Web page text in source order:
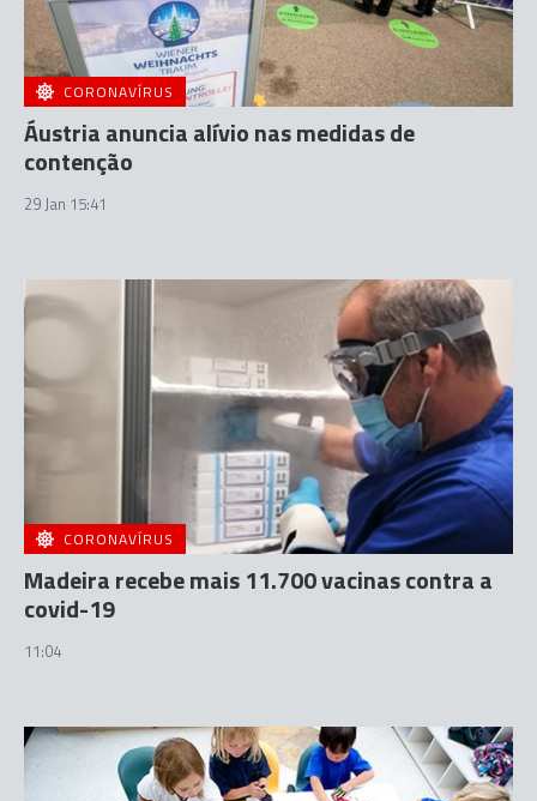
CORONAVÍRUS
Áustria anuncia alívio nas medidas de
contenção
29 Jan 15:41
CORONAVÍRUS
Madeira recebe mais 11.700 vacinas contra a
covid-19
11:04